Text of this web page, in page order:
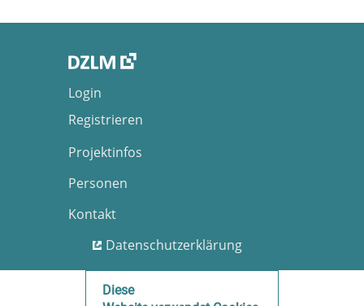
Login
Registrieren
Projektinfos
Personen
Kontakt
Datenschutzerklärung
Nutzungsbedingungen
Diese